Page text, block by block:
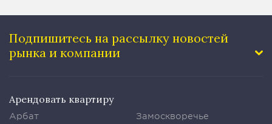
Подпишитесь на рассылку новостей
рынка и компании
Арендовать квартиру
Арбат
Замоскворечье